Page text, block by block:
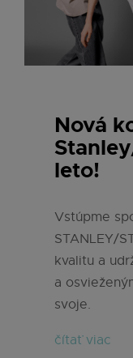
Nová
leto!
Vstúpme
STANLEY/
kvalitu a
a
svoje.
čítať viac